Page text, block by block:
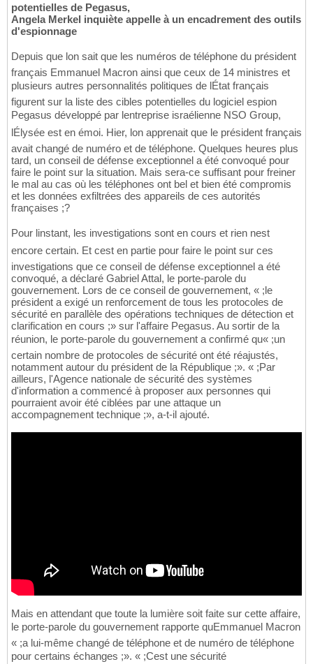
potentielles de Pegasus,
Angela Merkel inquiète appelle à un encadrement des outils
d'espionnage
Depuis que lon sait que les numéros de téléphone du président
français Emmanuel Macron ainsi que ceux de 14 ministres et
plusieurs autres personnalités politiques de lÉtat français
figurent sur la liste des cibles potentielles du logiciel espion
Pegasus développé par lentreprise israélienne NSO Group,
lÉlysée est en émoi. Hier, lon apprenait que le président français
avait changé de numéro et de téléphone. Quelques heures plus
tard, un conseil de défense exceptionnel a été convoqué pour
faire le point sur la situation. Mais sera-ce suffisant pour freiner
le mal au cas où les téléphones ont bel et bien été compromis
et les données exfiltrées des appareils de ces autorités
françaises ;?
Pour linstant, les investigations sont en cours et rien nest
encore certain. Et cest en partie pour faire le point sur ces
investigations que ce conseil de défense exceptionnel a été
convoqué, a déclaré Gabriel Attal, le porte-parole du
gouvernement. Lors de ce conseil de gouvernement, « ;le
président a exigé un renforcement de tous les protocoles de
sécurité en parallèle des opérations techniques de détection et
clarification en cours ;» sur l'affaire Pegasus. Au sortir de la
réunion, le porte-parole du gouvernement a confirmé qu« ;un
certain nombre de protocoles de sécurité ont été réajustés,
notamment autour du président de la République ;». « ;Par
ailleurs, l'Agence nationale de sécurité des systèmes
d'information a commencé à proposer aux personnes qui
pourraient avoir été ciblées par une attaque un
accompagnement technique ;», a-t-il ajouté.
Mais en attendant que toute la lumière soit faite sur cette affaire,
le porte-parole du gouvernement rapporte quEmmanuel Macron
« ;a lui-même changé de téléphone et de numéro de téléphone
pour certains échanges ;». « ;Cest une sécurité